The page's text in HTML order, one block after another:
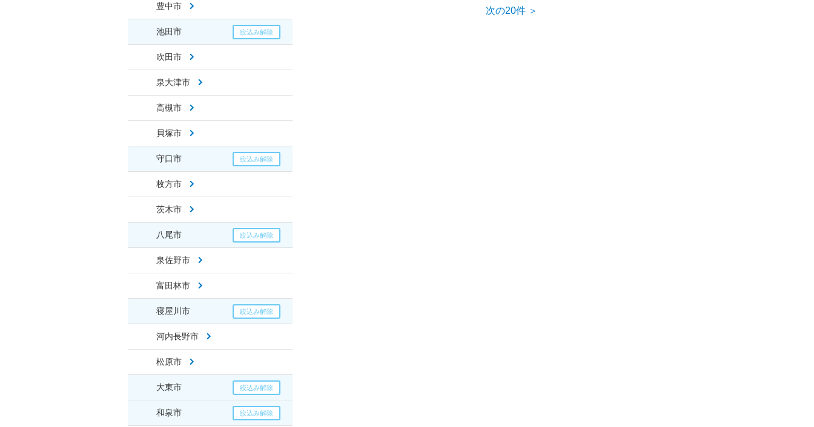
豊中市
池田市
吹田市
泉大津市
高槻市
貝塚市
守口市
枚方市
茨木市
八尾市
泉佐野市
富田林市
寝屋川市
河内長野市
松原市
大東市
和泉市
次の20件 ＞